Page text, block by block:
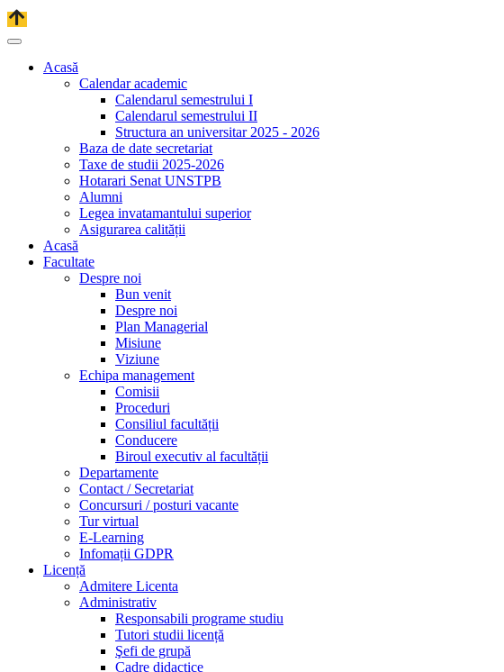
Acasă
Calendar academic
Calendarul semestrului I
Calendarul semestrului II
Structura an universitar 2025 - 2026
Baza de date secretariat
Taxe de studii 2025-2026
Hotarari Senat UNSTPB
Alumni
Legea invatamantului superior
Asigurarea calității
Acasă
Facultate
Despre noi
Bun venit
Despre noi
Plan Managerial
Misiune
Viziune
Echipa management
Comisii
Proceduri
Consiliul facultății
Conducere
Biroul executiv al facultății
Departamente
Contact / Secretariat
Concursuri / posturi vacante
Tur virtual
E-Learning
Infomații GDPR
Licență
Admitere Licenta
Administrativ
Responsabili programe studiu
Tutori studii licență
Şefi de grupă
Cadre didactice